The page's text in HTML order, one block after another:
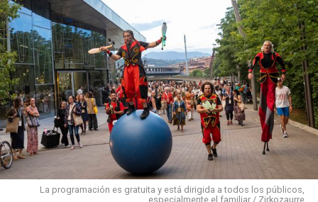
La programación es gratuita y está dirigida a todos los públicos,
especialmente el familiar / Zirkozaurre